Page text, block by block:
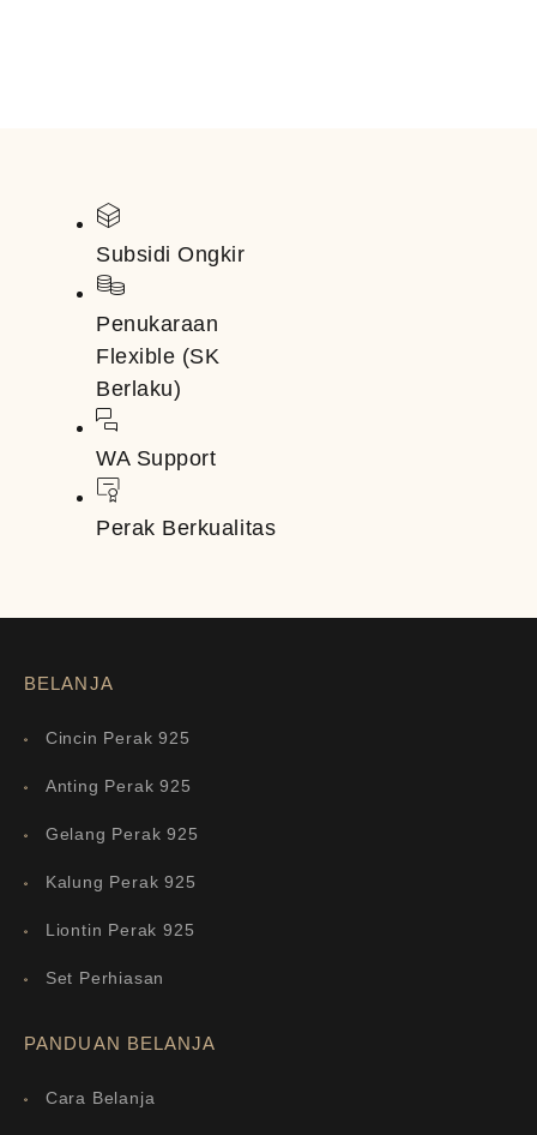
Subsidi Ongkir
Penukaraan
Flexible (SK
Berlaku)
WA Support
Perak Berkualitas
BELANJA
Cincin Perak 925
Anting Perak 925
Gelang Perak 925
Kalung Perak 925
Liontin Perak 925
Set Perhiasan
PANDUAN BELANJA
Cara Belanja